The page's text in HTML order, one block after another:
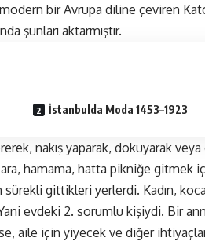
modern bir Avrupa diline çeviren
şunları aktarmıştır.
İstanbulda Moda 1453–1923
nakış yaparak, dokuyarak
hamama, hatta pikniğe gitmek
gittikleri yerlerdi. Kadın,
evdeki 2. sorumlu kişiydi. Bir
aile için yiyecek ve diğer